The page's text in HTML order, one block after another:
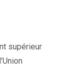
supérieur